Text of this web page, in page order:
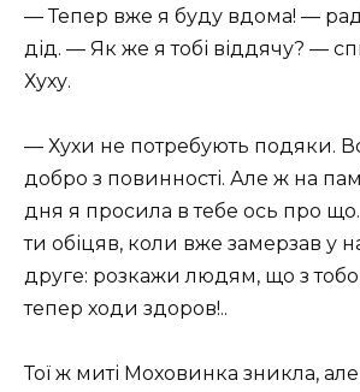
— Тепер вже я буду вдома! —
дід. — Як же я тобі віддячу? —
Хуху.
— Хухи не потребують подяки.
добро з повинності. Але ж на
дня я просила в тебе ось про
ти обіцяв, коли вже замерзав у
друге: розкажи людям, що з
тепер ходи здоров!..
Тої ж миті Моховинка зникла,